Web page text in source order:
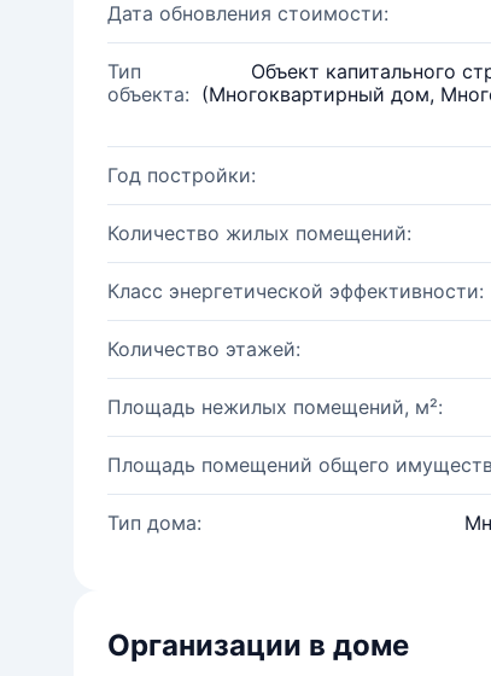
Дата обновления стоимости:
Тип
объекта:
Объект капитального
(Многоквартирный дом,
Год постройки:
Количество жилых помещений:
Класс энергетической эффективности:
Количество этажей:
Площадь нежилых помещений, м²:
Площадь помещений общего
Тип дома:
Организации в доме